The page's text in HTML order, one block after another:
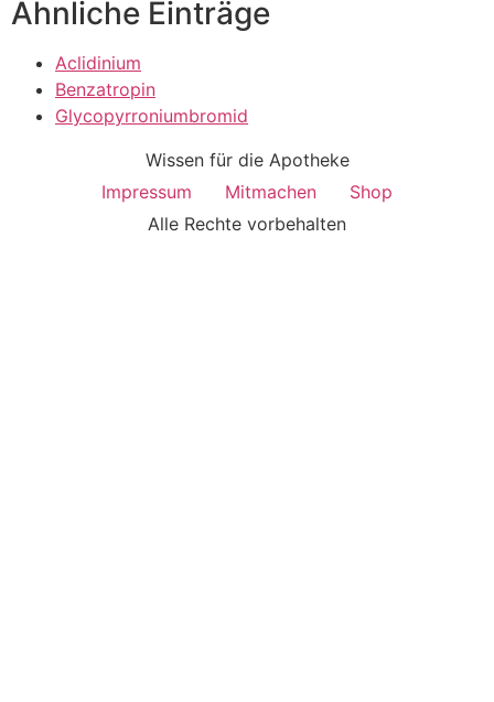
Ähnliche Einträge
Aclidinium
Benzatropin
Glycopyrroniumbromid
Wissen für die Apotheke
Impressum
Mitmachen
Shop
Alle Rechte vorbehalten